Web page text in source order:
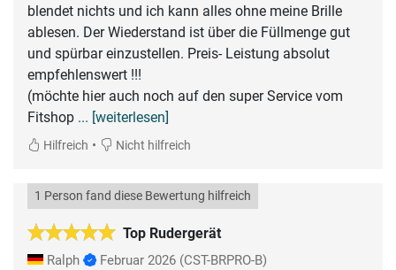
blendet nichts und ich kann alles ohne meine Brille
ablesen. Der Wiederstand ist über die Füllmenge gut
und spürbar einzustellen. Preis- Leistung absolut
empfehlenswert !!!
(möchte hier auch noch auf den super Service vom
Fitshop ... [weiterlesen]
Hilfreich • Nicht hilfreich
Top Rudergerät
1 Person fand diese Bewertung hilfreich
Ralph Februar 2026 (CST-BRPRO-B)